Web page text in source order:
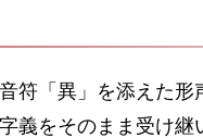
符「異」を添えた
義をそのまま受け継